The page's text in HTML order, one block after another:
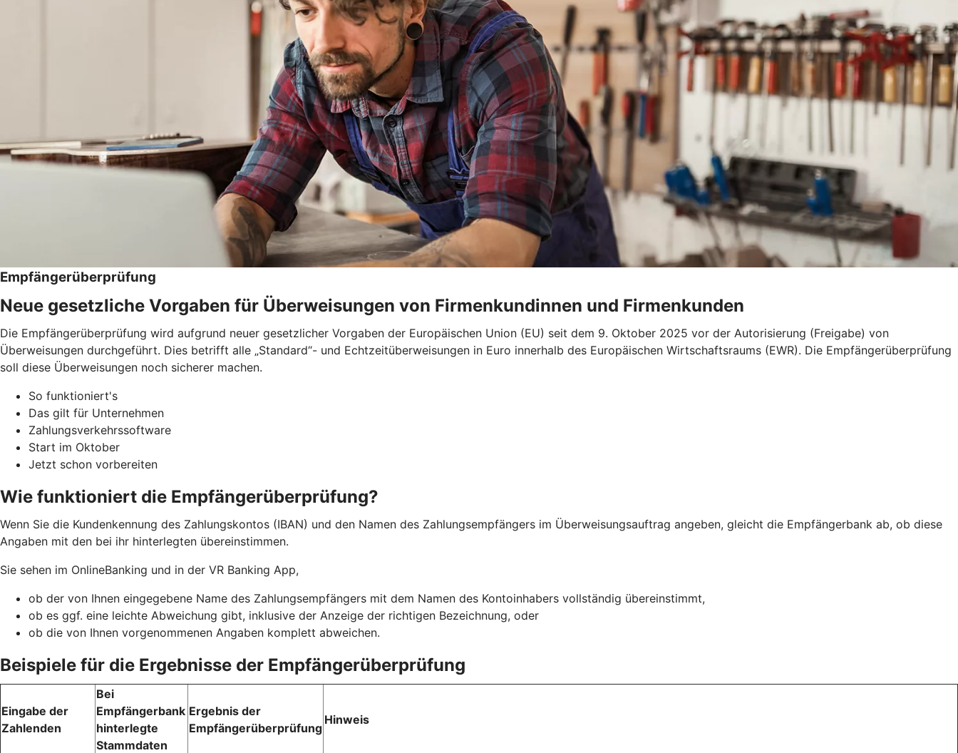
Empfängerüberprüfung
Neue gesetzliche Vorgaben für Überweisungen von Firmenkundinnen und Firmenkunden
Die Empfängerüberprüfung wird aufgrund neuer gesetzlicher Vorgaben der Europäischen Union (EU) seit dem 9. Oktober 2025 vor der Autorisierung (Freigabe) von
Überweisungen durchgeführt. Dies betrifft alle „Standard“- und Echtzeitüberweisungen in Euro innerhalb des Europäischen Wirtschaftsraums (EWR). Die Empfängerüberprüfung
soll diese Überweisungen noch sicherer machen.
So funktioniert's
Das gilt für Unternehmen
Zahlungsverkehrssoftware
Start im Oktober
Jetzt schon vorbereiten
Wie funktioniert die Empfängerüberprüfung?
Wenn Sie die Kundenkennung des Zahlungskontos (IBAN) und den Namen des Zahlungsempfängers im Überweisungsauftrag angeben, gleicht die Empfängerbank ab, ob diese
Angaben mit den bei ihr hinterlegten übereinstimmen.
Sie sehen im OnlineBanking und in der VR Banking App,
ob der von Ihnen eingegebene Name des Zahlungsempfängers mit dem Namen des Kontoinhabers vollständig übereinstimmt,
ob es ggf. eine leichte Abweichung gibt, inklusive der Anzeige der richtigen Bezeichnung, oder
ob die von Ihnen vorgenommenen Angaben komplett abweichen.
Beispiele für die Ergebnisse der Empfängerüberprüfung
Eingabe der
Zahlenden
Bei
Empfängerbank
hinterlegte
Stammdaten
Ergebnis der
Empfängerüberprüfung
Hinweis